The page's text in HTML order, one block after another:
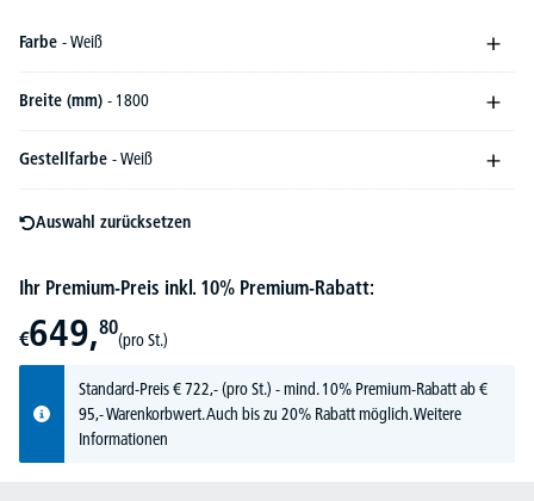
Farbe - Weiß
Breite (mm) - 1800
Gestellfarbe - Weiß
Auswahl zurücksetzen
Ihr Premium-Preis inkl. 10% Premium-Rabatt:
€649,80
(pro St.)
Standard-Preis€722,-(pro St.) - mind. 10% Premium-Rabatt ab €
95,- Warenkorbwert. Auch bis zu 20% Rabatt möglich.Weitere
Informationen